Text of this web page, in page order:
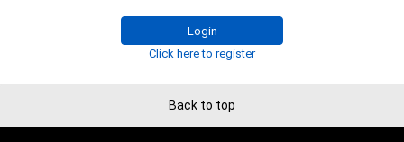
Login
Click here to register
Back to top